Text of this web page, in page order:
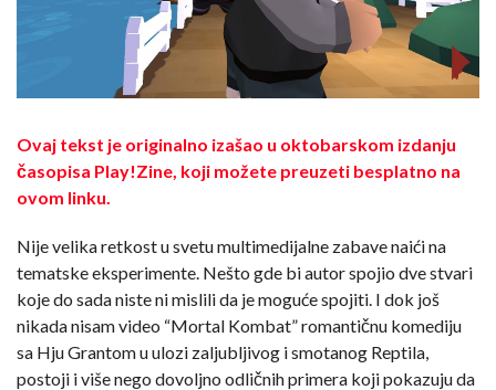
Ovaj tekst je originalno izašao u oktobarskom izdanju
časopisa Play!Zine, koji možete preuzeti besplatno na
ovom linku.
Nije velika retkost u svetu multimedijalne zabave naići na
tematske eksperimente. Nešto gde bi autor spojio dve stvari
koje do sada niste ni mislili da je moguće spojiti. I dok još
nikada nisam video “Mortal Kombat” romantičnu komediju
sa Hju Grantom u ulozi zaljubljivog i smotanog Reptila,
postoji i više nego dovoljno odličnih primera koji pokazuju da